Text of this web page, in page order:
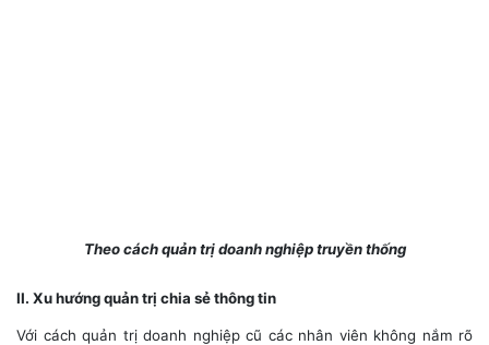
Theo cách quản trị doanh nghiệp truyền thống
II. Xu hướng quản trị chia sẻ thông tin
Với cách quản trị doanh nghiệp cũ các nhân viên không nắm rõ